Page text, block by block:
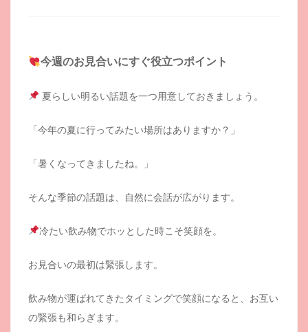
今週のお見合いにすぐ役立つポイント
夏らしい明るい話題を一つ用意しておきましょう。
「今年の夏に行ってみたい場所はありますか？」
「暑くなってきましたね。」
そんな季節の話題は、自然に会話が広がります。
冷たい飲み物でホッとした時こそ笑顔を。
お見合いの最初は緊張します。
飲み物が運ばれてきたタイミングで笑顔になると、お互い
の緊張も和らぎます。